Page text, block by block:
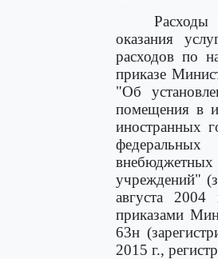
Расходы
оказания
расходов по
приказе
"Об
помещения в
иностранных
учреждений"
августа
приказами
63н
2015 г.,